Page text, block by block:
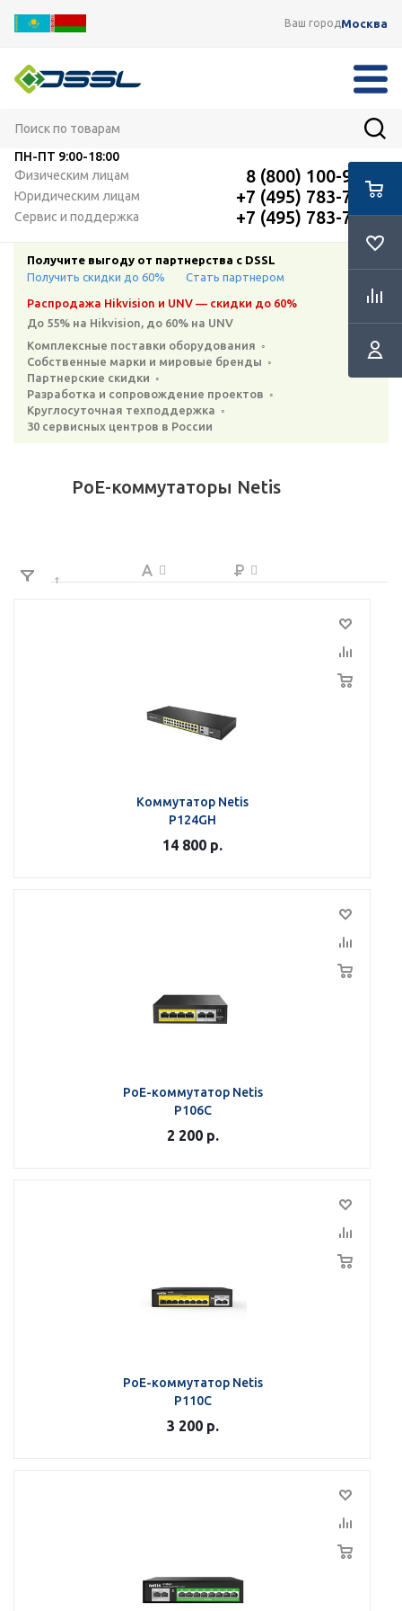
Ваш городМосква
ПН-ПТ 9:00-18:00
Физическим лицам
8 (800) 100-91-12
Юридическим лицам +7 (495) 783-72-87
Сервис и поддержка +7 (495) 783-72-87
Получите выгоду от партнерства с DSSL
Получить скидки до 60%
Стать партнером
Распродажа Hikvision и UNV — скидки до 60%
До 55% на Hikvision, до 60% на UNV
Комплексные поставки оборудования ◦
Собственные марки и мировые бренды ◦
Партнерские скидки ◦
Разработка и сопровождение проектов ◦
Круглосуточная техподдержка ◦
30 сервисных центров в России
PoE-коммутаторы Netis
Коммутатор Netis
P124GH
14 800 р.
PoE-коммутатор Netis
P106C
2 200р.
PoE-коммутатор Netis
P110C
3 200р.